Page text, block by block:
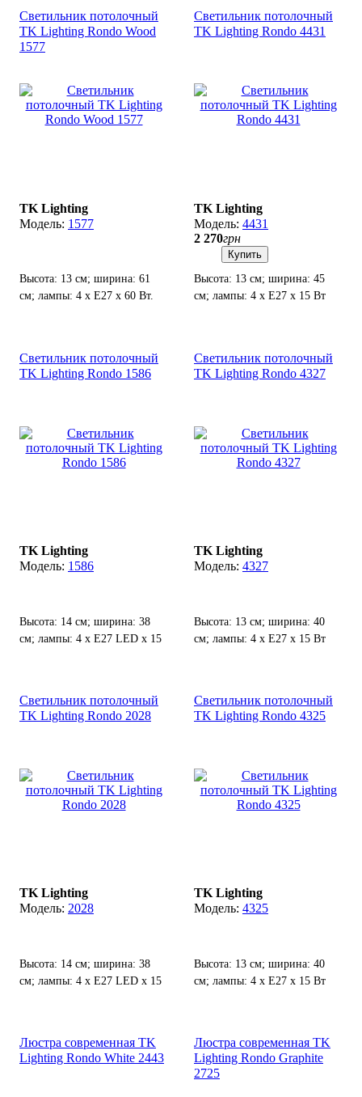
Светильник потолочный
TK Lighting Rondo Wood
1577
TK Lighting
1577
Высота: 13 см; ширина: 61
см; лампы: 4 х E27 х 60 Вт.
Светильник потолочный
TK Lighting Rondo 4431
TK Lighting
4431
2 270грн
Купить
Высота: 13 см; ширина: 45
см; лампы: 4 х Е27 х 15 Вт
Светильник потолочный
TK Lighting Rondo 1586
TK Lighting
1586
Высота: 14 см; ширина: 38
см; лампы: 4 х Е27 LED х 15
Светильник потолочный
TK Lighting Rondo 4327
TK Lighting
4327
Высота: 13 см; ширина: 40
см; лампы: 4 х Е27 х 15 Вт
Светильник потолочный
TK Lighting Rondo 2028
TK Lighting
2028
Высота: 14 см; ширина: 38
см; лампы: 4 х Е27 LED х 15
Светильник потолочный
TK Lighting Rondo 4325
TK Lighting
4325
Высота: 13 см; ширина: 40
см; лампы: 4 х Е27 х 15 Вт
Люстра современная TK
Lighting Rondo White 2443
Люстра современная TK
Lighting Rondo Graphite
2725